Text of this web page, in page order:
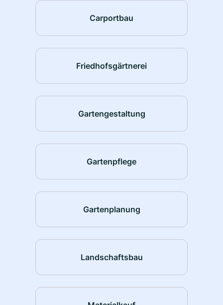
Carportbau
Friedhofsgärtnerei
Gartengestaltung
Gartenpflege
Gartenplanung
Landschaftsbau